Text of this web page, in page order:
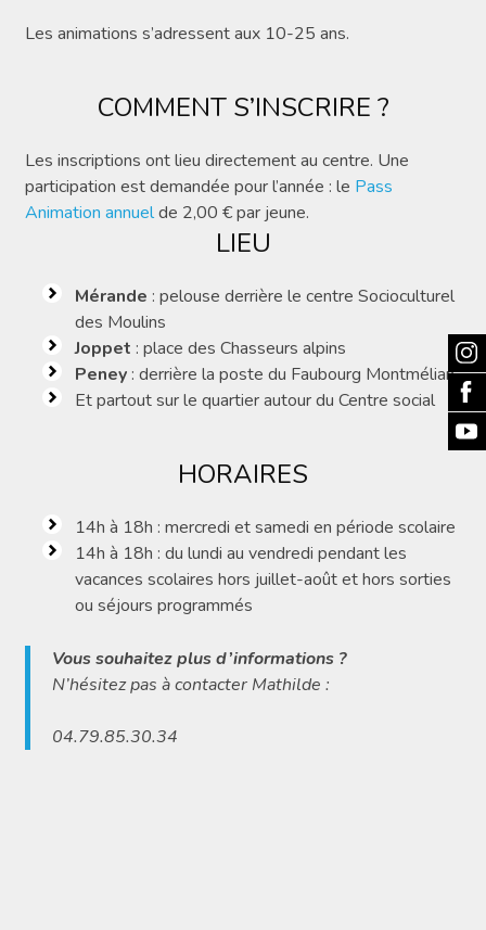
Les animations s’adressent aux 10-25 ans.
COMMENT S’INSCRIRE ?
Les inscriptions ont lieu directement au centre. Une
participation est demandée pour l’année : le Pass
Animation annuelde 2,00 € par jeune.
LIEU
Mérande : pelouse derrière le centre Socioculturel
des Moulins
Joppet : place des Chasseurs alpins
Peney : derrière la poste du Faubourg Montmélian
Et partout sur le quartier autour du Centre social
HORAIRES
14h à 18h : mercredi et samedi en période scolaire
14h à 18h : du lundi au vendredi pendant les
vacances scolaires hors juillet-août et hors sorties
ou séjours programmés
Vous souhaitez plus d’informations ?
N’hésitez pas à contacter Mathilde :
04.79.85.30.34